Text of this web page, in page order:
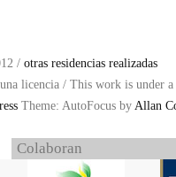
/ otras residencias realizadas
licencia / This work is under a
Theme: AutoFocus by Allan
Colaboran